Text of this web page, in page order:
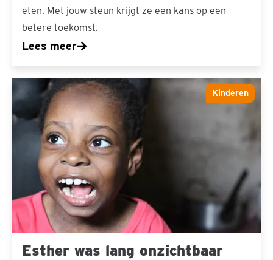
eten. Met jouw steun krijgt ze een kans op een
betere toekomst.
Lees meer
Kinderen
Esther was lang onzichtbaar
was
lang
onzichtbaar